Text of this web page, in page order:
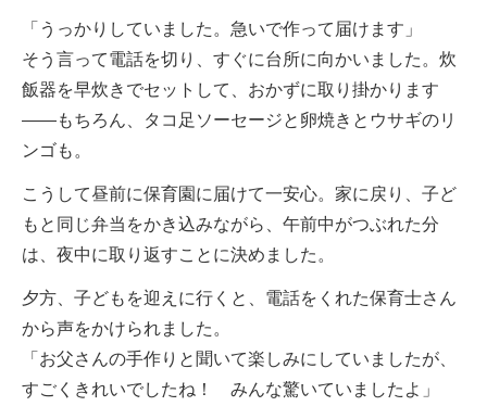
「うっかりしていました。急いで作って届けます」
そう言って電話を切り、すぐに台所に向かいました。炊
飯器を早炊きでセットして、おかずに取り掛かります
――もちろん、タコ足ソーセージと卵焼きとウサギのリ
ンゴも。
こうして昼前に保育園に届けて一安心。家に戻り、子ど
もと同じ弁当をかき込みながら、午前中がつぶれた分
は、夜中に取り返すことに決めました。
夕方、子どもを迎えに行くと、電話をくれた保育士さん
から声をかけられました。
「お父さんの手作りと聞いて楽しみにしていましたが、
すごくきれいでしたね！ みんな驚いていましたよ」